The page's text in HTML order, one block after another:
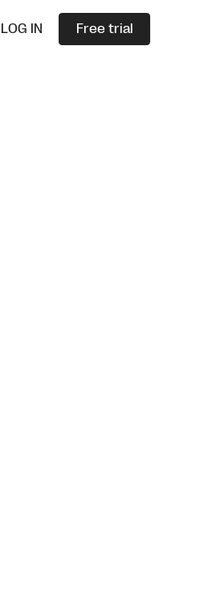
LOG IN Free trial